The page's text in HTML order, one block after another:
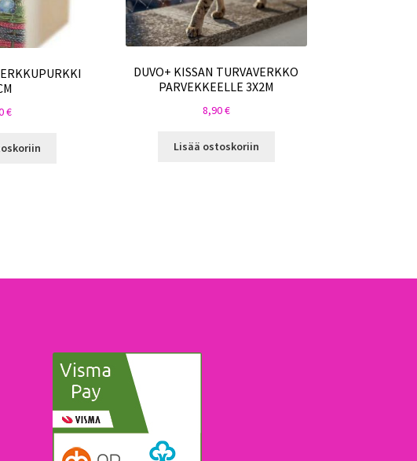
€
DUVO+ KISSAN TURVAVERKKO
PARVEKKEELLE 3X2M
8,90€
Lisää ostoskoriin